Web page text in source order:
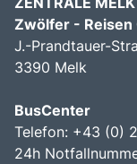
Zwölfer - Reisen
J.-Prandtauer-
3390 Melk
BusCenter
Telefon: +43 (0)
24h